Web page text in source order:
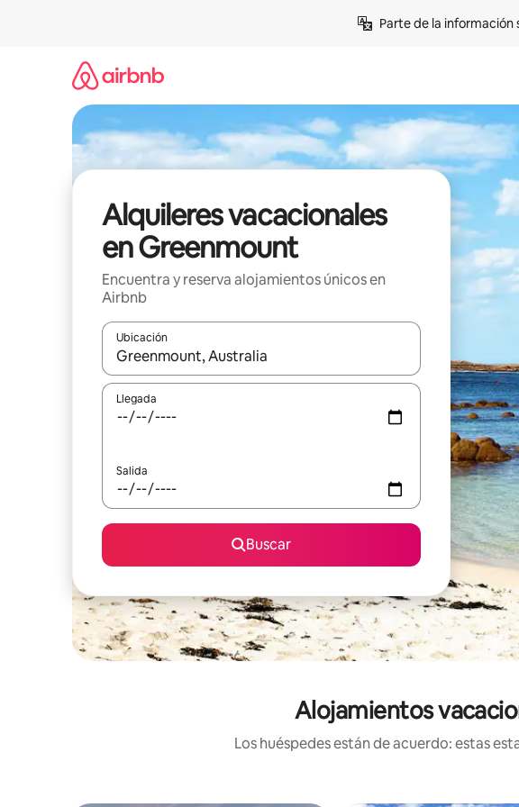
Parte de la
Alquileres vacacionales
en Greenmount
Encuentra y reserva alojamientos únicos en
Airbnb
Ubicación
Cuando los resultados estén disponibles, navega con las teclas de
Llegada
Salida
Buscar
Alojamientos
Los huéspedes están de acuerdo: estas